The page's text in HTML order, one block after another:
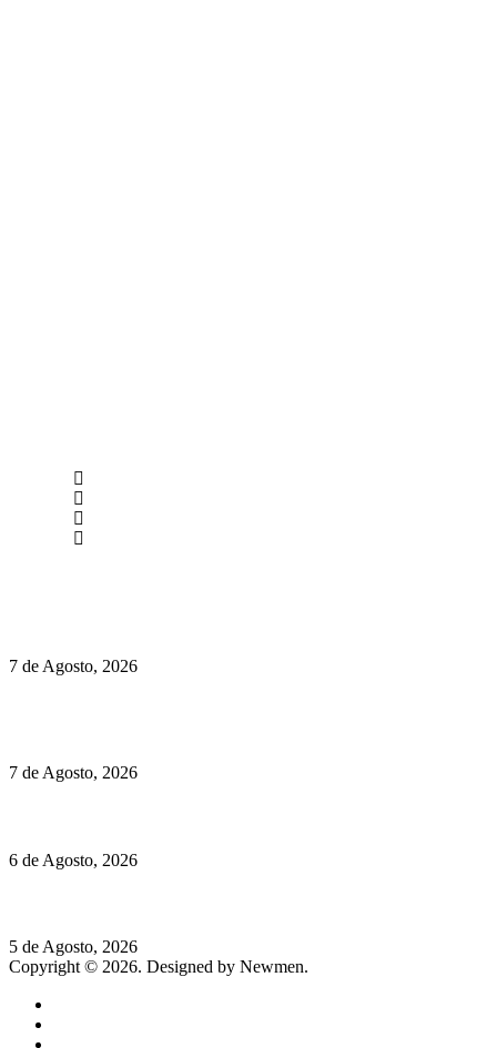
7 de Agosto, 2026
7 de Agosto, 2026
6 de Agosto, 2026
5 de Agosto, 2026
Copyright © 2026. Designed by Newmen.